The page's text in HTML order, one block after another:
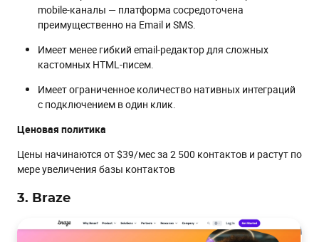
mobile-каналы — платформа сосредоточена
преимущественно на Email и SMS.
Имеет менее гибкий email-редактор для сложных
кастомных HTML-писем.
Имеет ограниченное количество нативных интеграций
с подключением в один клик.
Ценовая политика
Цены начинаются от $39/мес за 2 500 контактов и растут по
мере увеличения базы контактов
3. Braze